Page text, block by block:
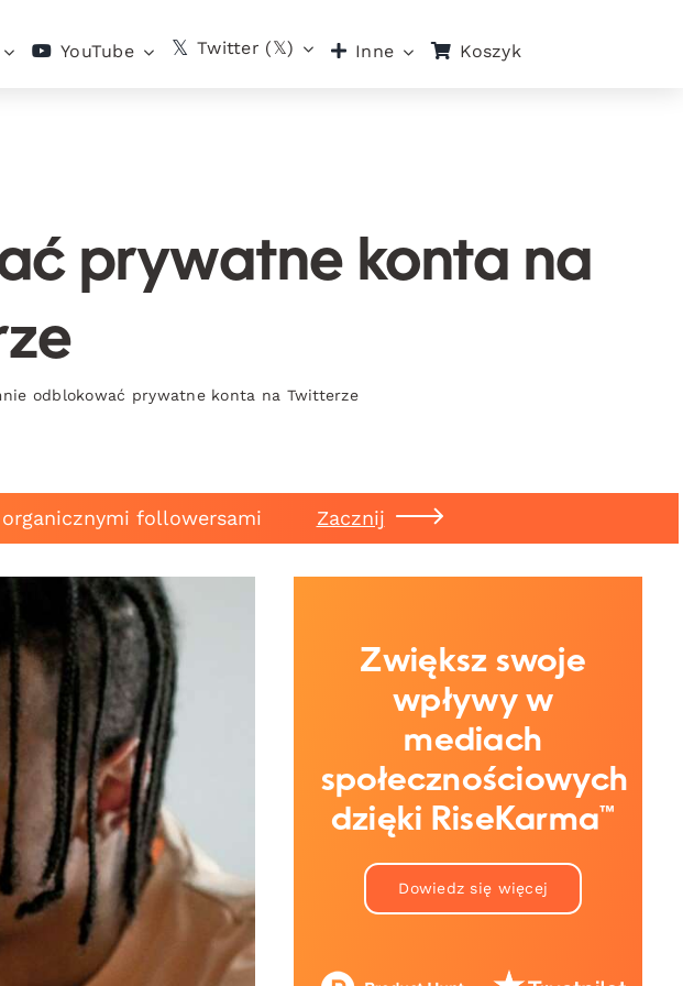
YouTube Twitter (𝕏) Inne Koszyk
prywatne konta na
odblokować prywatne konta na Twitterze
followersami Zacznij
Zwiększ swoje
wpływy w
mediach
społecznościowych
dzięki RiseKarma™
Dowiedz się więcej